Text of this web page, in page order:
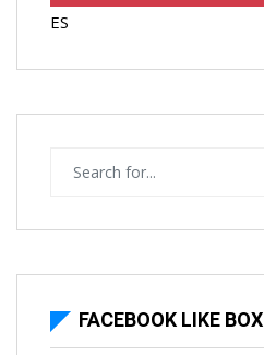
ES
FACEBOOK LIKE BOX